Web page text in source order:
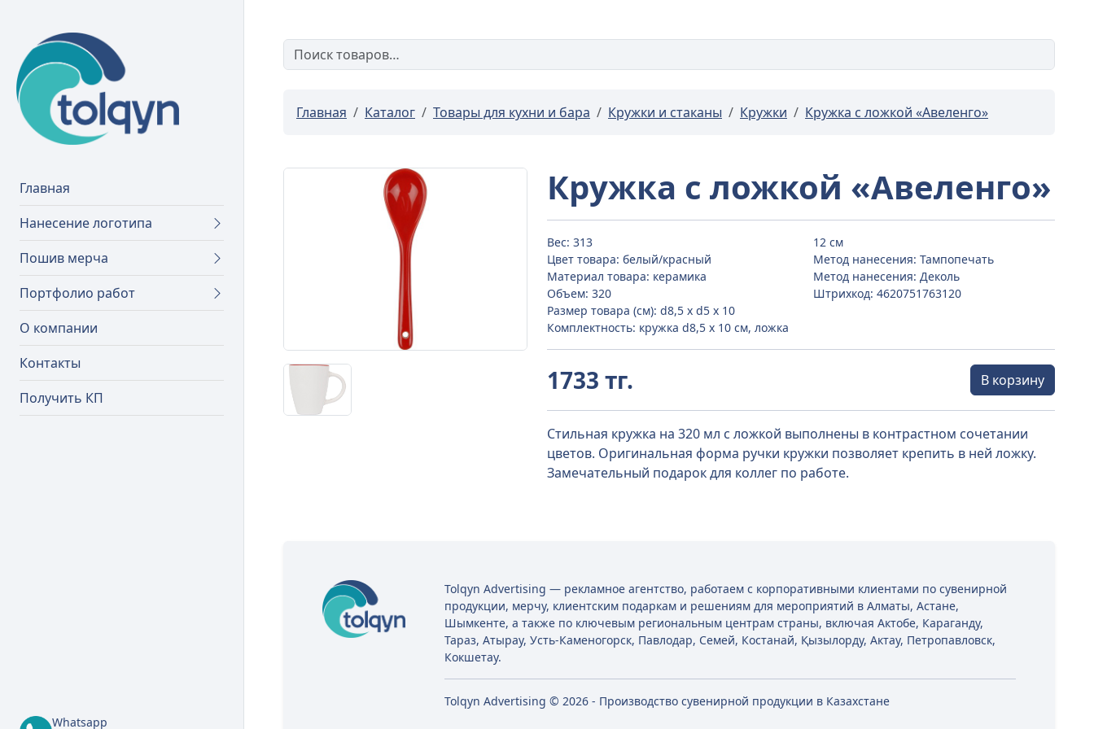
Главная
Нанесение логотипа
Пошив мерча
Портфолио работ
О компании
Контакты
Получить КП
Whatsapp
Главная Каталог Товары для кухни и бара Кружки и стаканы Кружки Кружка с ложкой «Авеленго»
Кружка с ложкой «Авеленго»
Вес: 313
Цвет товара: белый/красный
Материал товара: керамика
Объем: 320
Размер товара (см): d8,5 х d5 х 10
Комплектность: кружка d8,5 х 10 см, ложка
12 см
Метод нанесения: Тампопечать
Метод нанесения: Деколь
Штрихкод: 4620751763120
1733 тг. В корзину
Стильная кружка на 320 мл с ложкой выполнены в контрастном сочетании
цветов. Оригинальная форма ручки кружки позволяет крепить в ней ложку.
Замечательный подарок для коллег по работе.
Tolqyn Advertising — рекламное агентство, работаем с корпоративными клиентами по сувенирной
продукции, мерчу, клиентским подаркам и решениям для мероприятий в Алматы, Астане,
Шымкенте, а также по ключевым региональным центрам страны, включая Актобе, Караганду,
Тараз, Атырау, Усть-Каменогорск, Павлодар, Семей, Костанай, Қызылорду, Актау, Петропавловск,
Кокшетау.
Tolqyn Advertising © 2026 - Производство сувенирной продукции в Казахстане